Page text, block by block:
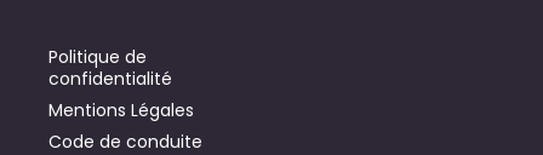
Politique de
confidentialité
Mentions Légales
Code de conduite